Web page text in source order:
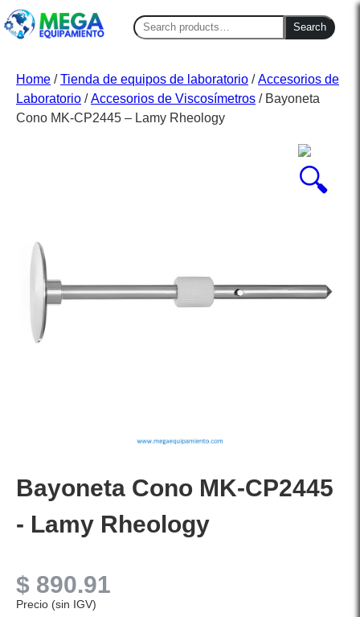
Search
for:
Search
Home /Tienda de equipos de laboratorio /Accesorios de
Laboratorio /Accesorios de Viscosímetros / Bayoneta
Cono MK-CP2445 – Lamy Rheology
Bayoneta Cono MK-CP2445
- Lamy Rheology
$ 890.91
Precio (sin IGV)